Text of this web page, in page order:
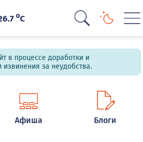
oC
в процессе доработки и
за неудобства.
Афиша Блоги